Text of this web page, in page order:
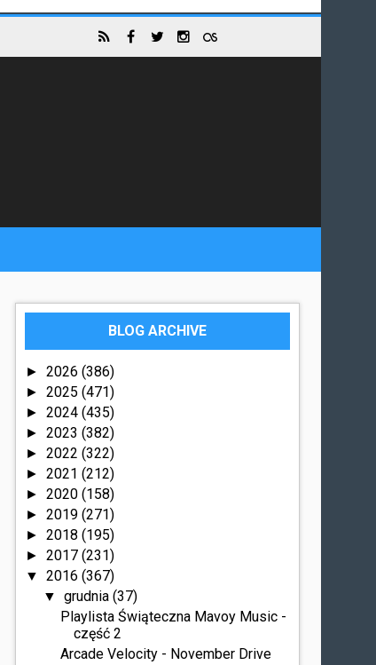
BLOG ARCHIVE
►2026(386)
►2025(471)
►2024(435)
►2023(382)
►2022(322)
►2021(212)
►2020(158)
►2019(271)
►2018(195)
►2017(231)
▼2016(367)
▼ grudnia (37)
Playlista Świąteczna Mavoy Music -
część 2
Arcade Velocity - November Drive